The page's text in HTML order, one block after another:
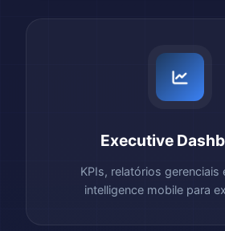
Executive
KPIs, relatórios gerenciais
intelligence mobile para